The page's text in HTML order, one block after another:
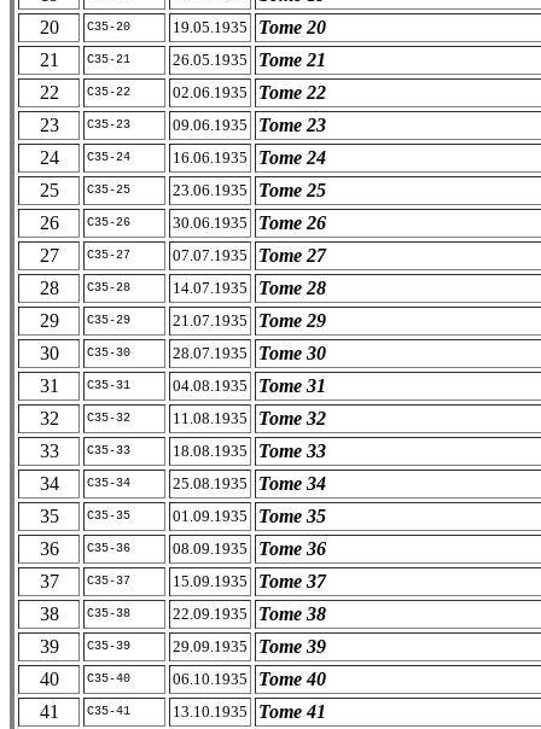
20
C35-20 19.05.1935
Tome 20
21
C35-21 26.05.1935
Tome 21
22
C35-22 02.06.1935
Tome 22
23
C35-23 09.06.1935
Tome 23
24
C35-24 16.06.1935
Tome 24
25
C35-25 23.06.1935
Tome 25
26
C35-26 30.06.1935
Tome 26
27
C35-27 07.07.1935
Tome 27
28
C35-28 14.07.1935
Tome 28
29
C35-29 21.07.1935
Tome 29
30
C35-30 28.07.1935
Tome 30
31
C35-31 04.08.1935
Tome 31
32
C35-32 11.08.1935
Tome 32
33
C35-33 18.08.1935
Tome 33
34
C35-34 25.08.1935
Tome 34
35
C35-35 01.09.1935
Tome 35
36
C35-36 08.09.1935
Tome 36
37
C35-37 15.09.1935
Tome 37
38
C35-38 22.09.1935
Tome 38
39
C35-39 29.09.1935
Tome 39
40
C35-40 06.10.1935
Tome 40
41
C35-41 13.10.1935
Tome 41